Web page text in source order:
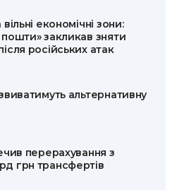
економічні зони:
пошти» закликав зняти
російських атак
альтернативну
перерахування з
грн трансфертів